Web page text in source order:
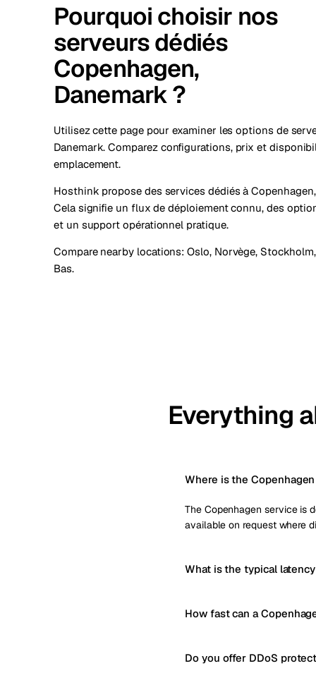
Pourquoi choisir nos
serveurs dédiés
Copenhagen,
Danemark ?
Utilisez cette page pour examiner les options de
Danemark. Comparez configurations, prix et
emplacement.
Hosthink propose des services dédiés à
Cela signifie un flux de déploiement connu, des
et un support opérationnel pratique.
Compare nearby locations:Oslo, Norvège,
Bas.
Everything
Where is the
The Copenhagen service is
available on request where
What is the typical
How fast can a
Do you offer DDoS